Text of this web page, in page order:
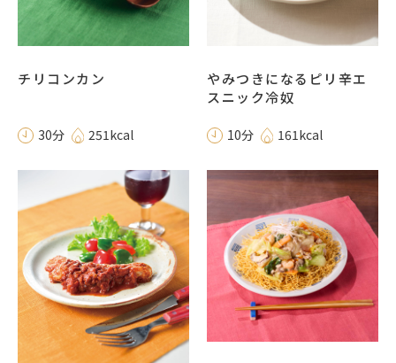
チリコンカン
30分 251kcal
やみつきになるピリ辛エ
スニック冷奴
10分 161kcal